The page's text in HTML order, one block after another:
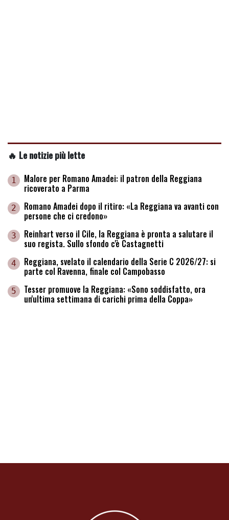
🔥 Le notizie più lette
1 Malore per Romano Amadei: il patron della Reggiana
ricoverato a Parma
2 Romano Amadei dopo il ritiro: «La Reggiana va avanti con
persone che ci credono»
3 Reinhart verso il Cile, la Reggiana è pronta a salutare il
suo regista. Sullo sfondo c'è Castagnetti
4 Reggiana, svelato il calendario della Serie C 2026/27: si
parte col Ravenna, finale col Campobasso
5 Tesser promuove la Reggiana: «Sono soddisfatto, ora
un'ultima settimana di carichi prima della Coppa»